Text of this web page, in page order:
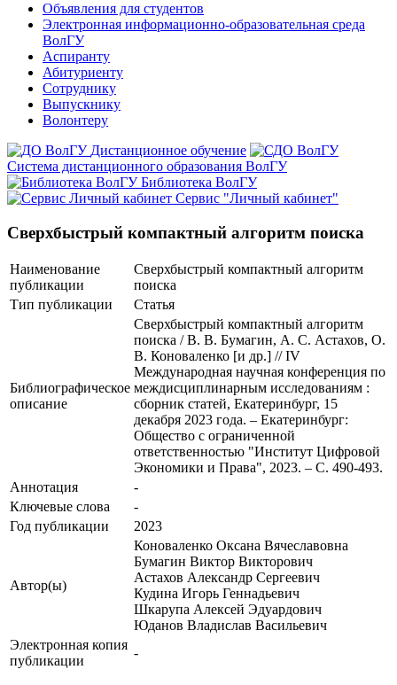
Объявления для студентов
Электронная информационно-образовательная среда
ВолГУ
Аспиранту
Абитуриенту
Сотруднику
Выпускнику
Волонтеру
Дистанционное обучение
Система дистанционного образования ВолГУ
Библиотека ВолГУ
Сервис "Личный кабинет"
Сверхбыстрый компактный алгоритм поиска
Наименование
публикации
Сверхбыстрый компактный алгоритм
поиска
Тип публикации
Статья
Библиографическое
описание
Сверхбыстрый компактный алгоритм
поиска / В. В. Бумагин, А. С. Астахов, О.
В. Коноваленко [и др.] // IV
Международная научная конференция по
междисциплинарным исследованиям :
сборник статей, Екатеринбург, 15
декабря 2023 года. – Екатеринбург:
Общество с ограниченной
ответственностью "Институт Цифровой
Экономики и Права", 2023. – С. 490-493.
Аннотация
-
Ключевые cлова
-
Год публикации
2023
Автор(ы)
Коноваленко Оксана Вячеславовна
Бумагин Виктор Викторович
Астахов Александр Сергеевич
Кудина Игорь Геннадьевич
Шкарупа Алексей Эдуардович
Юданов Владислав Васильевич
Электронная копия
публикации
-